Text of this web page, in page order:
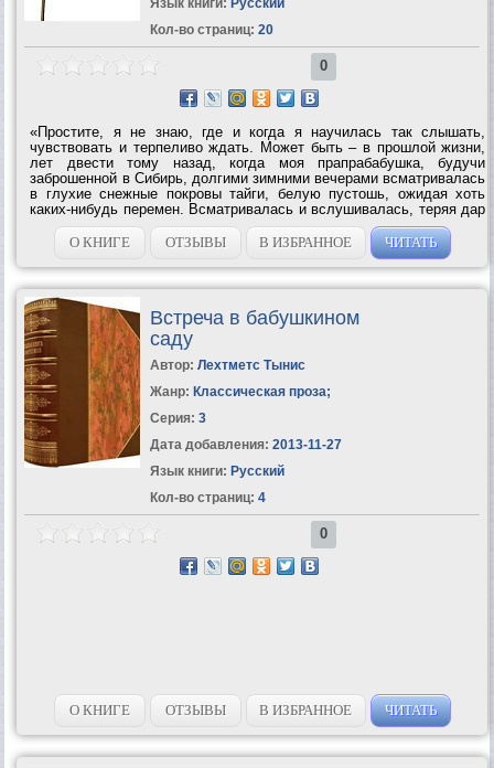
Язык книги: Русский
Кол-во страниц: 20
0
«Простите, я не знаю, где и когда я научилась так слышать,
чувствовать и терпеливо ждать. Может быть – в прошлой жизни,
лет двести тому назад, когда моя прапрабабушка, будучи
заброшенной в Сибирь, долгими зимними вечерами всматривалась
в глухие снежные покровы тайги, белую пустошь, ожидая хоть
каких-нибудь перемен. Всматривалась и вслушивалась, теряя дар
речи при одной только мысли о том, что ее время бездыханно
молчит. Ее княжеские...
О КНИГЕ ОТЗЫВЫ В ИЗБРАННОЕ ЧИТАТЬ
Встреча в бабушкином
саду
Автор: Лехтметс Тынис
Жанр: Классическая проза;
Серия: 3
Дата добавления: 2013-11-27
Язык книги: Русский
Кол-во страниц: 4
0
О КНИГЕ ОТЗЫВЫ В ИЗБРАННОЕ ЧИТАТЬ